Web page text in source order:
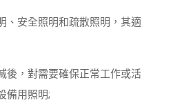
、安全照明和疏散照明，其適
後，對需要確保正常工作或活
備用照明;